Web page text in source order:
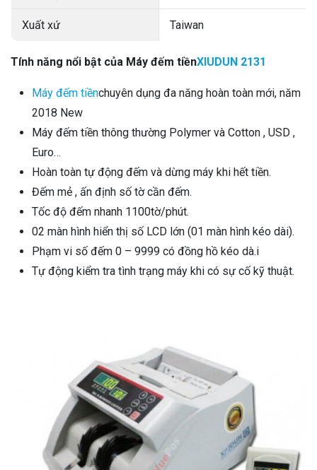
Xuất xứ Taiwan
Tính năng nổi bật của Máy đếm tiềnXIUDUN 2131
Máy đếm tiềnchuyên dụng đa năng hoàn toàn mới, năm
2018 New
Máy đếm tiền thông thường Polymer và Cotton , USD ,
Euro…
Hoàn toàn tự động đếm và dừng máy khi hết tiền.
Đếm mẻ , ấn định số tờ cần đếm.
Tốc độ đếm nhanh 1100tờ/phút.
02 màn hình hiển thị số LCD lớn (01 màn hình kéo dài).
Phạm vi số đếm 0 – 9999 có đồng hồ kéo dà.i
Tự động kiểm tra tình trạng máy khi có sự cố kỹ thuật.